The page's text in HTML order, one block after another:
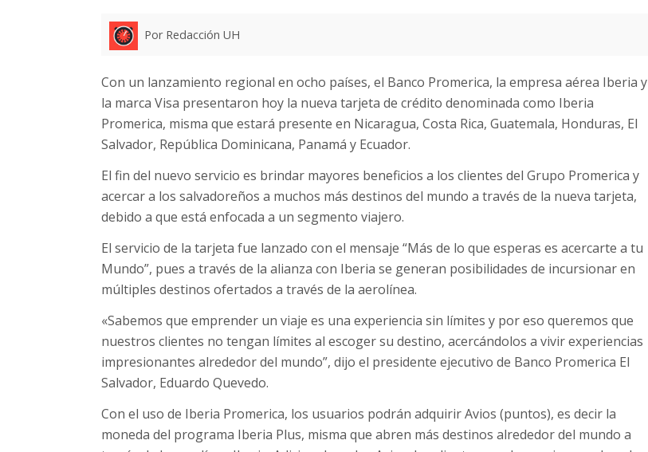
Por Redacción UH
Con un lanzamiento regional en ocho países, el Banco Promerica, la empresa aérea Iberia y
la marca Visa presentaron hoy la nueva tarjeta de crédito denominada como Iberia
Promerica, misma que estará presente en Nicaragua, Costa Rica, Guatemala, Honduras, El
Salvador, República Dominicana, Panamá y Ecuador.
El fin del nuevo servicio es brindar mayores beneficios a los clientes del Grupo Promerica y
acercar a los salvadoreños a muchos más destinos del mundo a través de la nueva tarjeta,
debido a que está enfocada a un segmento viajero.
El servicio de la tarjeta fue lanzado con el mensaje “Más de lo que esperas es acercarte a tu
Mundo”, pues a través de la alianza con Iberia se generan posibilidades de incursionar en
múltiples destinos ofertados a través de la aerolínea.
«Sabemos que emprender un viaje es una experiencia sin límites y por eso queremos que
nuestros clientes no tengan límites al escoger su destino, acercándolos a vivir experiencias
impresionantes alrededor del mundo”, dijo el presidente ejecutivo de Banco Promerica El
Salvador, Eduardo Quevedo.
Con el uso de Iberia Promerica, los usuarios podrán adquirir Avios (puntos), es decir la
moneda del programa Iberia Plus, misma que abren más destinos alrededor del mundo a